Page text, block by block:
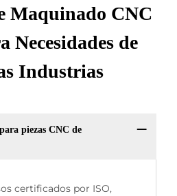
Maquinado CNC
Necesidades de
Industrias
piezas CNC de
certificados por ISO,